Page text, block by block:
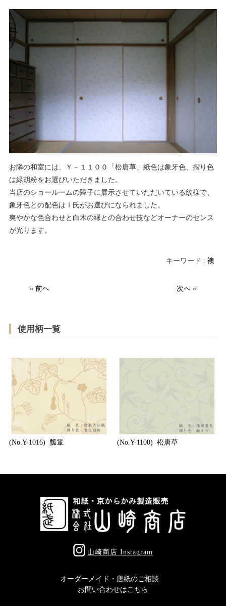
お隣の和室には、Ｙ－１１００「松唐草」紙色は象牙色、摺り色
は緑胡粉をお選びいただきました。
当店のショールームの障子に展示させていただいている紋様で、
象牙色との配色はＩ氏がお選びになられました。
爽やかな色合わせと白木の縁との合わせ技などオーナーのセンス
が光ります。
キーワード :襖
« 前へ 次へ »
使用柄一覧
(No.Y-1016) 瓢箪 (No.Y-1100) 松唐草
山崎商店 Instagram
オーダーメイド・唐紙のご相談
お問い合わせはこちら